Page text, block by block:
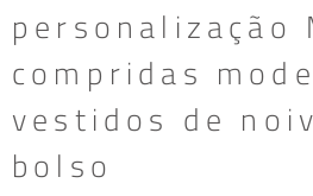
personalização
compridas
vestidos de
bolso